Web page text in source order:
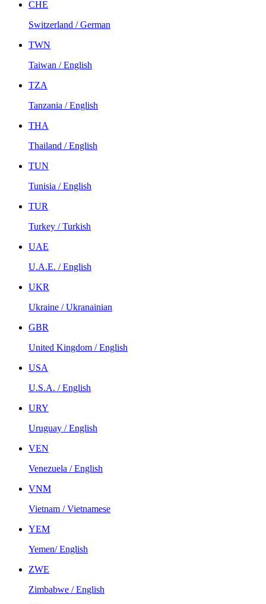
CHE
Switzerland / German
TWN
Taiwan / English
TZA
Tanzania / English
THA
Thailand / English
TUN
Tunisia / English
TUR
Turkey / Turkish
UAE
U.A.E. / English
UKR
Ukraine / Ukranainian
GBR
United Kingdom / English
USA
U.S.A. / English
URY
Uruguay / English
VEN
Venezuela / English
VNM
Vietnam / Vietnamese
YEM
Yemen/ English
ZWE
Zimbabwe / English